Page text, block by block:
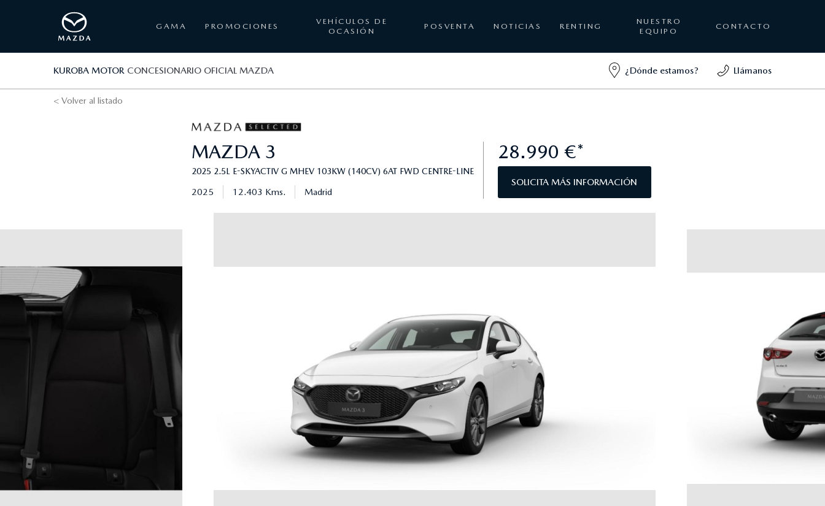
GAMA PROMOCIONES
VEHÍCULOS DE
OCASIÓN
POSVENTA NOTICIAS RENTING
NUESTRO
EQUIPO
CONTACTO
KUROBA MOTOR CONCESIONARIO OFICIAL MAZDA ¿Dónde estamos? Llámanos
< Volver al listado
MAZDA 3
2025 2.5L E-SKYACTIV G MHEV 103KW (140CV) 6AT FWD CENTRE-LINE
2025 12.403 Kms. Madrid
28.990 €*
SOLICITA MÁS INFORMACIÓN